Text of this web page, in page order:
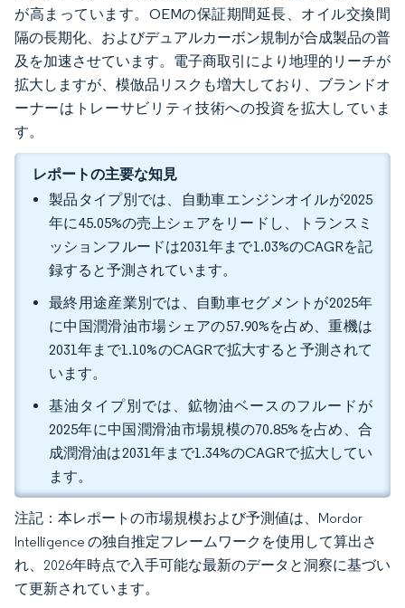
が高まっています。OEMの保証期間延長、オイル交換間
隔の長期化、およびデュアルカーボン規制が合成製品の普
及を加速させています。電子商取引により地理的リーチが
拡大しますが、模倣品リスクも増大しており、ブランドオ
ーナーはトレーサビリティ技術への投資を拡大していま
す。
レポートの主要な知見
製品タイプ別では、自動車エンジンオイルが2025
年に45.05%の売上シェアをリードし、トランスミ
ッションフルードは2031年まで1.03%のCAGRを記
録すると予測されています。
最終用途産業別では、自動車セグメントが2025年
に中国潤滑油市場シェアの57.90%を占め、重機は
2031年まで1.10%のCAGRで拡大すると予測されて
います。
基油タイプ別では、鉱物油ベースのフルードが
2025年に中国潤滑油市場規模の70.85%を占め、合
成潤滑油は2031年まで1.34%のCAGRで拡大してい
ます。
注記：本レポートの市場規模および予測値は、Mordor
Intelligence の独自推定フレームワークを使用して算出さ
れ、2026年時点で入手可能な最新のデータと洞察に基づい
て更新されています。